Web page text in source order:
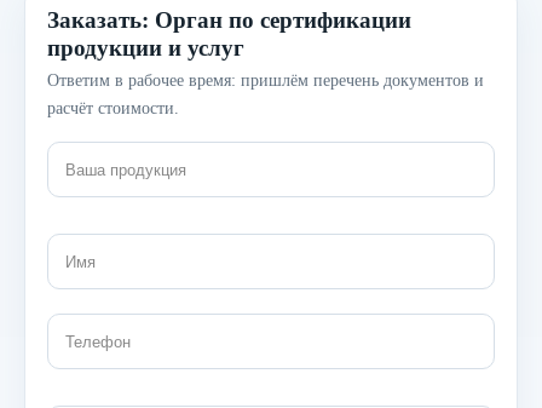
Заказать: Орган по сертификации
продукции и услуг
Ответим в рабочее время: пришлём перечень документов и
расчёт стоимости.